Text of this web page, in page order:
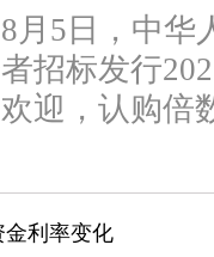
月5日，中华
招标发行
迎，认购倍
金利率变化